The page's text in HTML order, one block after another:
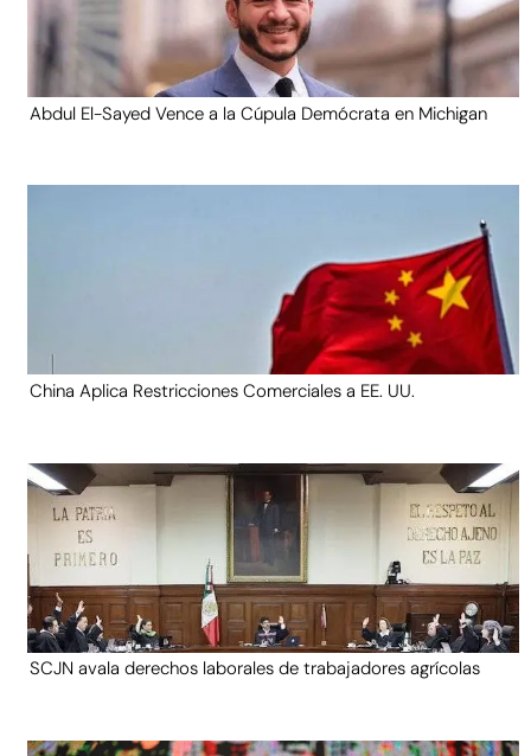
Abdul El-Sayed Vence a la Cúpula Demócrata en Michigan
China Aplica Restricciones Comerciales a EE. UU.
SCJN avala derechos laborales de trabajadores agrícolas